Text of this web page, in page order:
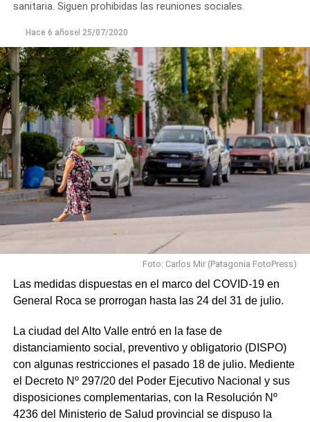
sanitaria. Siguen prohibidas las reuniones sociales.
Hace 6 añosel 25/07/2020
Foto: Carlos Mir (Patagonia FotoPress)
Las medidas dispuestas en el marco del COVID-19 en
General Roca se prorrogan hasta las 24 del 31 de julio.
La ciudad del Alto Valle entró en la fase de
distanciamiento social, preventivo y obligatorio (DISPO)
con algunas restricciones el pasado 18 de julio. Mediente
el Decreto Nº 297/20 del Poder Ejecutivo Nacional y sus
disposiciones complementarias, con la Resolución Nº
4236 del Ministerio de Salud provincial se dispuso la